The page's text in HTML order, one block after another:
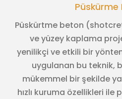
Püskürme
Püskürtme beton
ve yüzey kaplama
yenilikçi ve etkili bir
uygulanan bu teknik,
mükemmel bir şekilde
hızlı kuruma özellikleri ile